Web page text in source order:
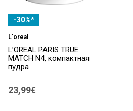
-30%*
L'oreal
L’OREAL PARIS TRUE
MATCH N4, компактная
пудра
23,99€